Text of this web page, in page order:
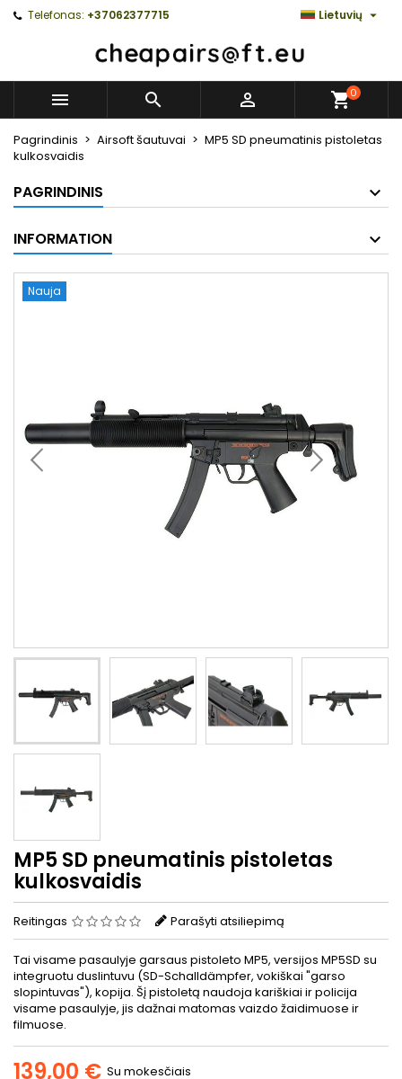
Telefonas: +37062377715 Lietuvių 
   0
Pagrindinis Airsoft šautuvai
MP5 SD pneumatinis pistoletas
kulkosvaidis
PAGRINDINIS
INFORMATION
Nauja
MP5 SD pneumatinis pistoletas
kulkosvaidis
Reitingas Parašyti atsiliepimą
Tai visame pasaulyje garsaus pistoleto MP5, versijos MP5SD su
integruotu duslintuvu (SD-Schalldämpfer, vokiškai "garso
slopintuvas"), kopija. Šį pistoletą naudoja kariškiai ir policija
visame pasaulyje, jis dažnai matomas vaizdo žaidimuose ir
filmuose.
139,00 € Su mokesčiais